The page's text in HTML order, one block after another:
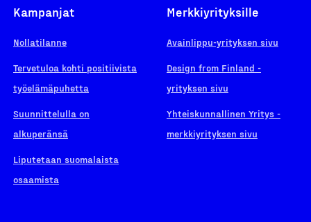
Kampanjat
Nollatilanne
Tervetuloa kohti positiivista
työelämäpuhetta
Suunnittelulla on
alkuperänsä
Liputetaan suomalaista
osaamista
Merkkiyrityksille
Avainlippu-yrityksen sivu
Design from Finland -
yrityksen sivu
Yhteiskunnallinen Yritys -
merkkiyrityksen sivu